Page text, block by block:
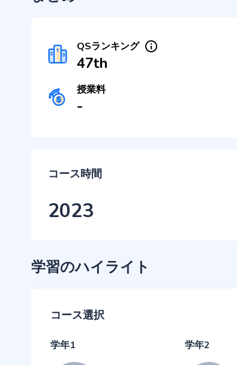
QSランキング
47th
授業料
-
コース時間
2023
学習のハイライト
コース選択
学年1 学年2